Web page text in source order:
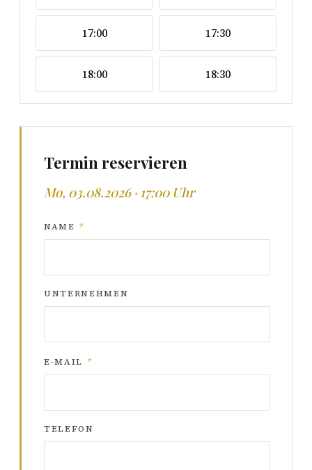
17:00 17:30
18:00 18:30
Termin reservieren
Mo, 03.08.2026 · 17:00 Uhr
NAME *
UNTERNEHMEN
E-MAIL *
TELEFON